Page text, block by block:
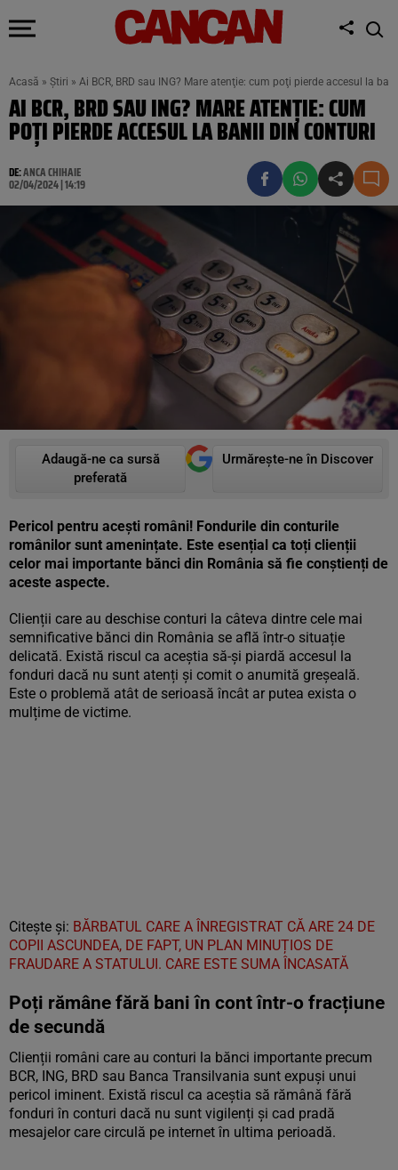
Acasă » Știri » Ai BCR, BRD sau ING? Mare atenţie: cum poţi pierde accesul la
AI BCR, BRD SAU ING? MARE ATENŢIE: CUM
POŢI PIERDE ACCESUL LA BANII DIN CONTURI
DE:ANCA CHIHAIE
02/04/2024 | 14:19
Adaugă-ne ca sursă
preferată
Urmărește-ne în Discover
Pericol pentru acești români! Fondurile din conturile
românilor sunt amenințate. Este esențial ca toți clienții
celor mai importante bănci din România să fie conștienți de
aceste aspecte.
Clienții care au deschise conturi la câteva dintre cele mai
semnificative bănci din România se află într-o situație
delicată. Există riscul ca aceștia să-și piardă accesul la
fonduri dacă nu sunt atenți și comit o anumită greșeală.
Este o problemă atât de serioasă încât ar putea exista o
mulțime de victime.
Citește și: BĂRBATUL CARE A ÎNREGISTRAT CĂ ARE 24 DE
COPII ASCUNDEA, DE FAPT, UN PLAN MINUȚIOS DE
FRAUDARE A STATULUI. CARE ESTE SUMA ÎNCASATĂ
Poți rămâne fără bani în cont într-o fracțiune
de secundă
Clienții români care au conturi la bănci importante precum
BCR, ING, BRD sau Banca Transilvania sunt expuși unui
pericol iminent. Există riscul ca aceștia să rămână fără
fonduri în conturi dacă nu sunt vigilenți și cad pradă
mesajelor care circulă pe internet în ultima perioadă.